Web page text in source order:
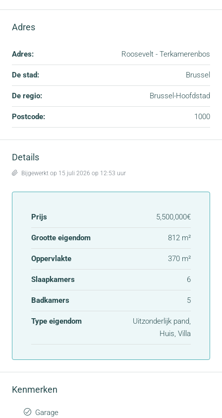
Adres
Adres: Roosevelt - Terkamerenbos
De stad: Brussel
De regio: Brussel-Hoofdstad
Postcode: 1000
Details
Bijgewerkt op 15 juli 2026 op 12:53 uur
Prijs 5,500,000€
Grootte eigendom 812 m²
Oppervlakte 370 m²
Slaapkamers 6
Badkamers 5
Type eigendom
Uitzonderlijk pand,
Huis, Villa
Kenmerken
Garage